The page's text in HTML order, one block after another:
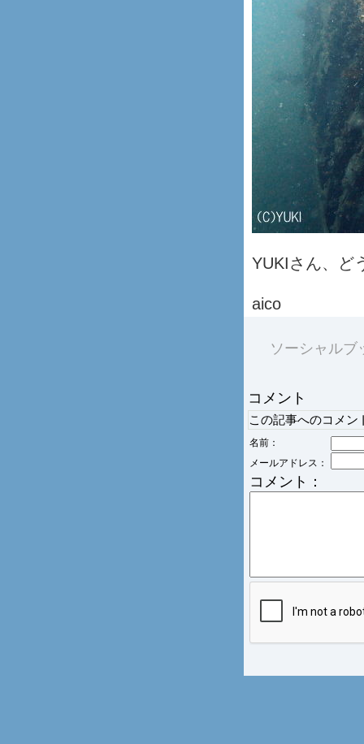
YUKIさん、ど
aico
ソーシャルブ
コメント
この記事へのコメン
名前：
メールアドレス：
コメント：